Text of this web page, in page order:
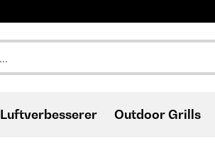
Luftverbesserer Outdoor Grills